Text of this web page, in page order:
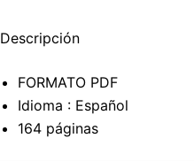
Descripción
FORMATO PDF
Idioma : Español
164 páginas